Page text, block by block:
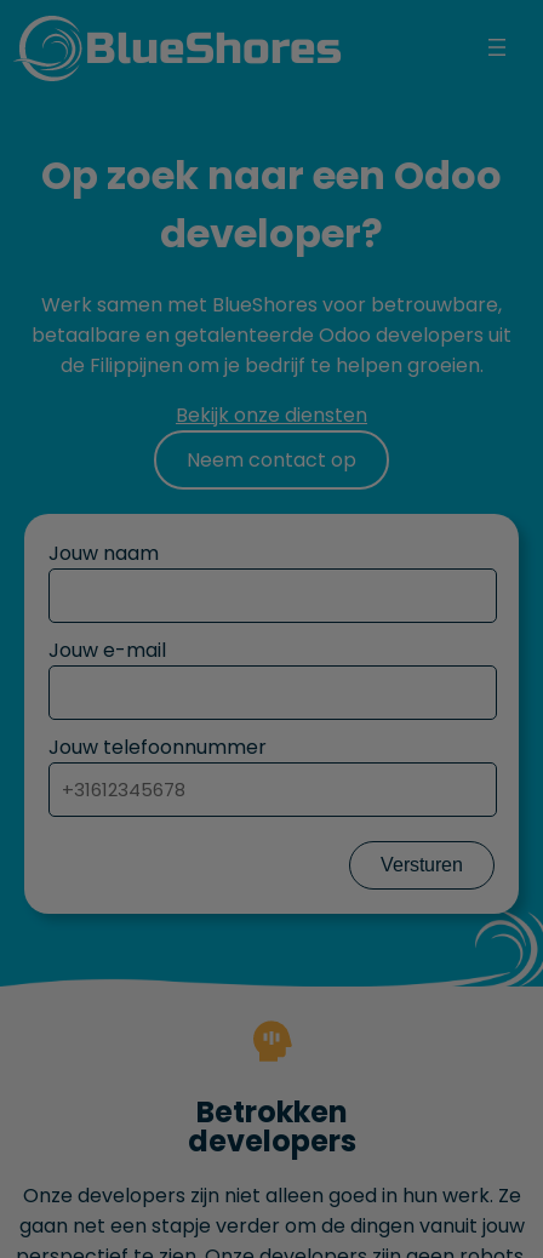
BlueShores
Op zoek naar een Odoo
developer?
Werk samen met BlueShores voor betrouwbare,
betaalbare en getalenteerde Odoo developers uit
de Filippijnen om je bedrijf te helpen groeien.
Bekijk onze diensten
Neem contact op
Jouw naam
Jouw e-mail
Jouw telefoonnummer
Versturen
Betrokken
developers
Onze developers zijn niet alleen goed in hun werk. Ze
gaan net een stapje verder om de dingen vanuit jouw